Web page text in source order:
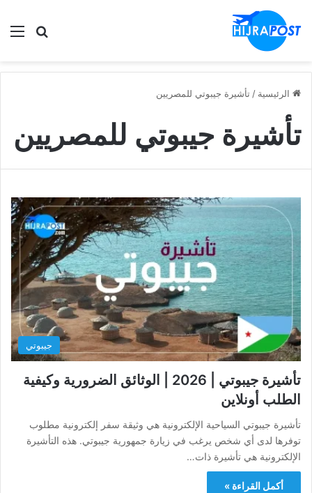
ابحث
الرئيسية / تأشيرة جيبوتي للمصريين
تأشيرة جيبوتي للمصريين
جيبوتي
تأشيرة جيبوتي | 2026 | الوثائق الضرورية وكيفية
الطلب أونلاين
تأشيرة جيبوتي السياحية الإلكترونية هي وثيقة سفر إلكترونية مطلوب
توفرها لدى أي شخص يرغب في زيارة جمهورية جيبوتي. هذه التأشيرة
الإلكترونية هي تأشيرة ذات…
أكمل القراءة »